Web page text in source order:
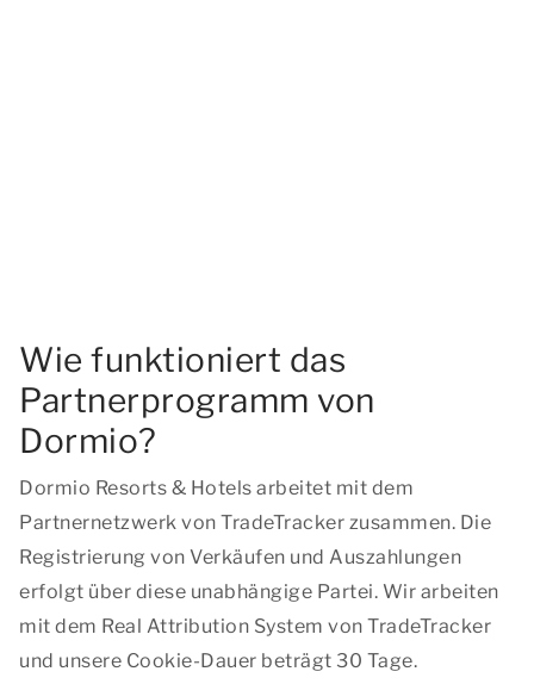
Wie funktioniert das
Partnerprogramm von
Dormio?
Dormio Resorts & Hotels arbeitet mit dem
Partnernetzwerk von TradeTracker zusammen. Die
Registrierung von Verkäufen und Auszahlungen
erfolgt über diese unabhängige Partei. Wir arbeiten
mit dem Real Attribution System von TradeTracker
und unsere Cookie-Dauer beträgt 30 Tage.